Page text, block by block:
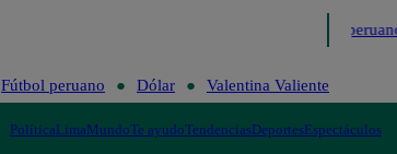
Fútbol peruano
Fútbol peruano Dólar Valentina Valiente
PolíticaLimaMundoTe ayudoTendenciasDeportesEspectáculos